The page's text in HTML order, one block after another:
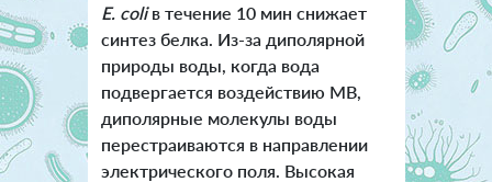
E. coliв течение 10 мин снижает
синтез белка. Из-за диполярной
природы воды, когда вода
подвергается воздействию МВ,
диполярные молекулы воды
перестраиваются в направлении
электрического поля. Высокая